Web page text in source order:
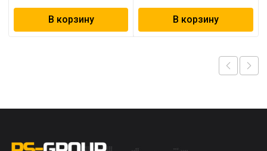
В корзину В корзину